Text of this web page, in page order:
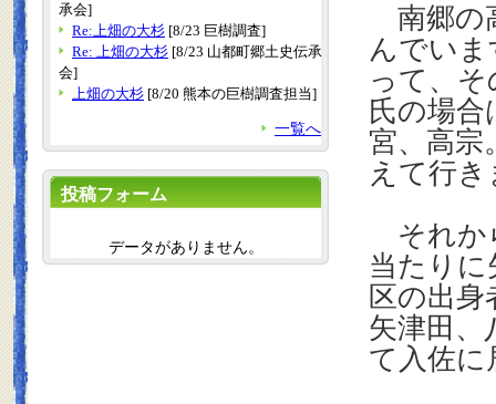
南郷の
んでい
って、
氏の場
宮、高宗
えて行
それか
当たり
区の出
矢津田、
て入佐に
承会]
Re:上畑の大杉 [8/23 巨樹調査]
Re: 上畑の大杉 [8/23 山都町郷土史伝承
会]
上畑の大杉 [8/20 熊本の巨樹調査担当]
一覧へ
投稿フォーム
データがありません。